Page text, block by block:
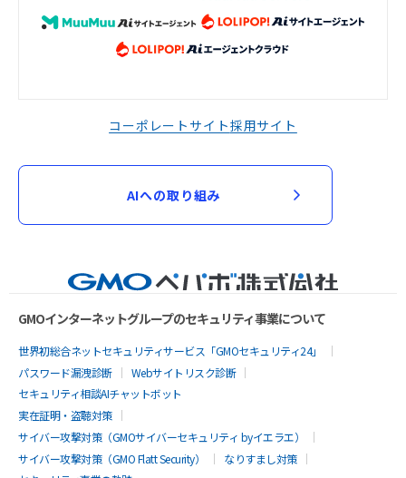
コーポレートサイト採用サイト
AIへの取り組み
GMOインターネットグループのセキュリティ事業について
世界初総合ネットセキュリティサービス「GMOセキュリティ24」
パスワード漏洩診断
Webサイトリスク診断
セキュリティ相談AIチャットボット
実在証明・盗聴対策
サイバー攻撃対策（GMOサイバーセキュリティ byイエラエ）
サイバー攻撃対策（GMO Flatt Security）
なりすまし対策